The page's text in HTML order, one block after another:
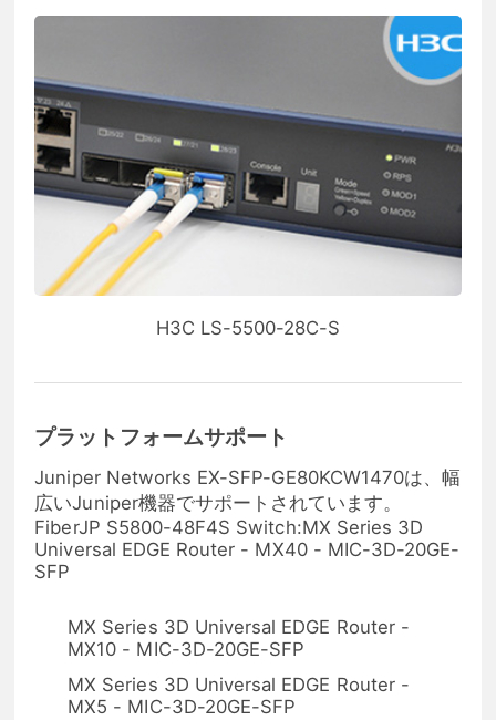
H3C LS-5500-28C-S
プラットフォームサポート
Juniper Networks EX-SFP-GE80KCW1470は、幅
広いJuniper機器でサポートされています。
FiberJP S5800-48F4S Switch:MX Series 3D
Universal EDGE Router - MX40 - MIC-3D-20GE-
SFP
MX Series 3D Universal EDGE Router -
MX10 - MIC-3D-20GE-SFP
MX Series 3D Universal EDGE Router -
MX5 - MIC-3D-20GE-SFP